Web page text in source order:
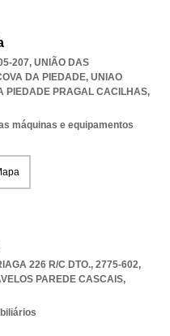
207, UNIÃO DAS
DA PIEDADE, UNIAO
PIEDADE PRAGAL CACILHAS,
máquinas e equipamentos
226 R/C DTO., 2775-602,
PAREDE CASCAIS,